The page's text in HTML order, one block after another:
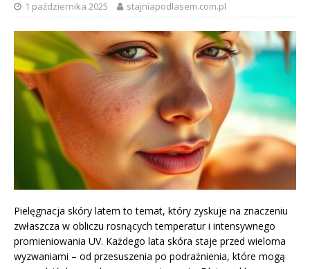
1 października 2025 stajniapodlasem.com.pl
Pielęgnacja skóry latem to temat, który zyskuje na znaczeniu
zwłaszcza w obliczu rosnących temperatur i intensywnego
promieniowania UV. Każdego lata skóra staje przed wieloma
wyzwaniami – od przesuszenia po podrażnienia, które mogą